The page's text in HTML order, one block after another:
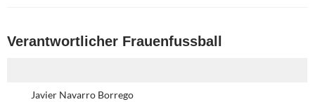
Verantwortlicher Frauenfussball
Javier Navarro Borrego